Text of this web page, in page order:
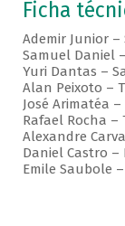
Ficha
Ademir Junior –
Samuel Daniel
Yuri Dantas –
Alan Peixoto –
José Arimatéa
Rafael Rocha –
Alexandre
Daniel Castro –
Emile Saubole